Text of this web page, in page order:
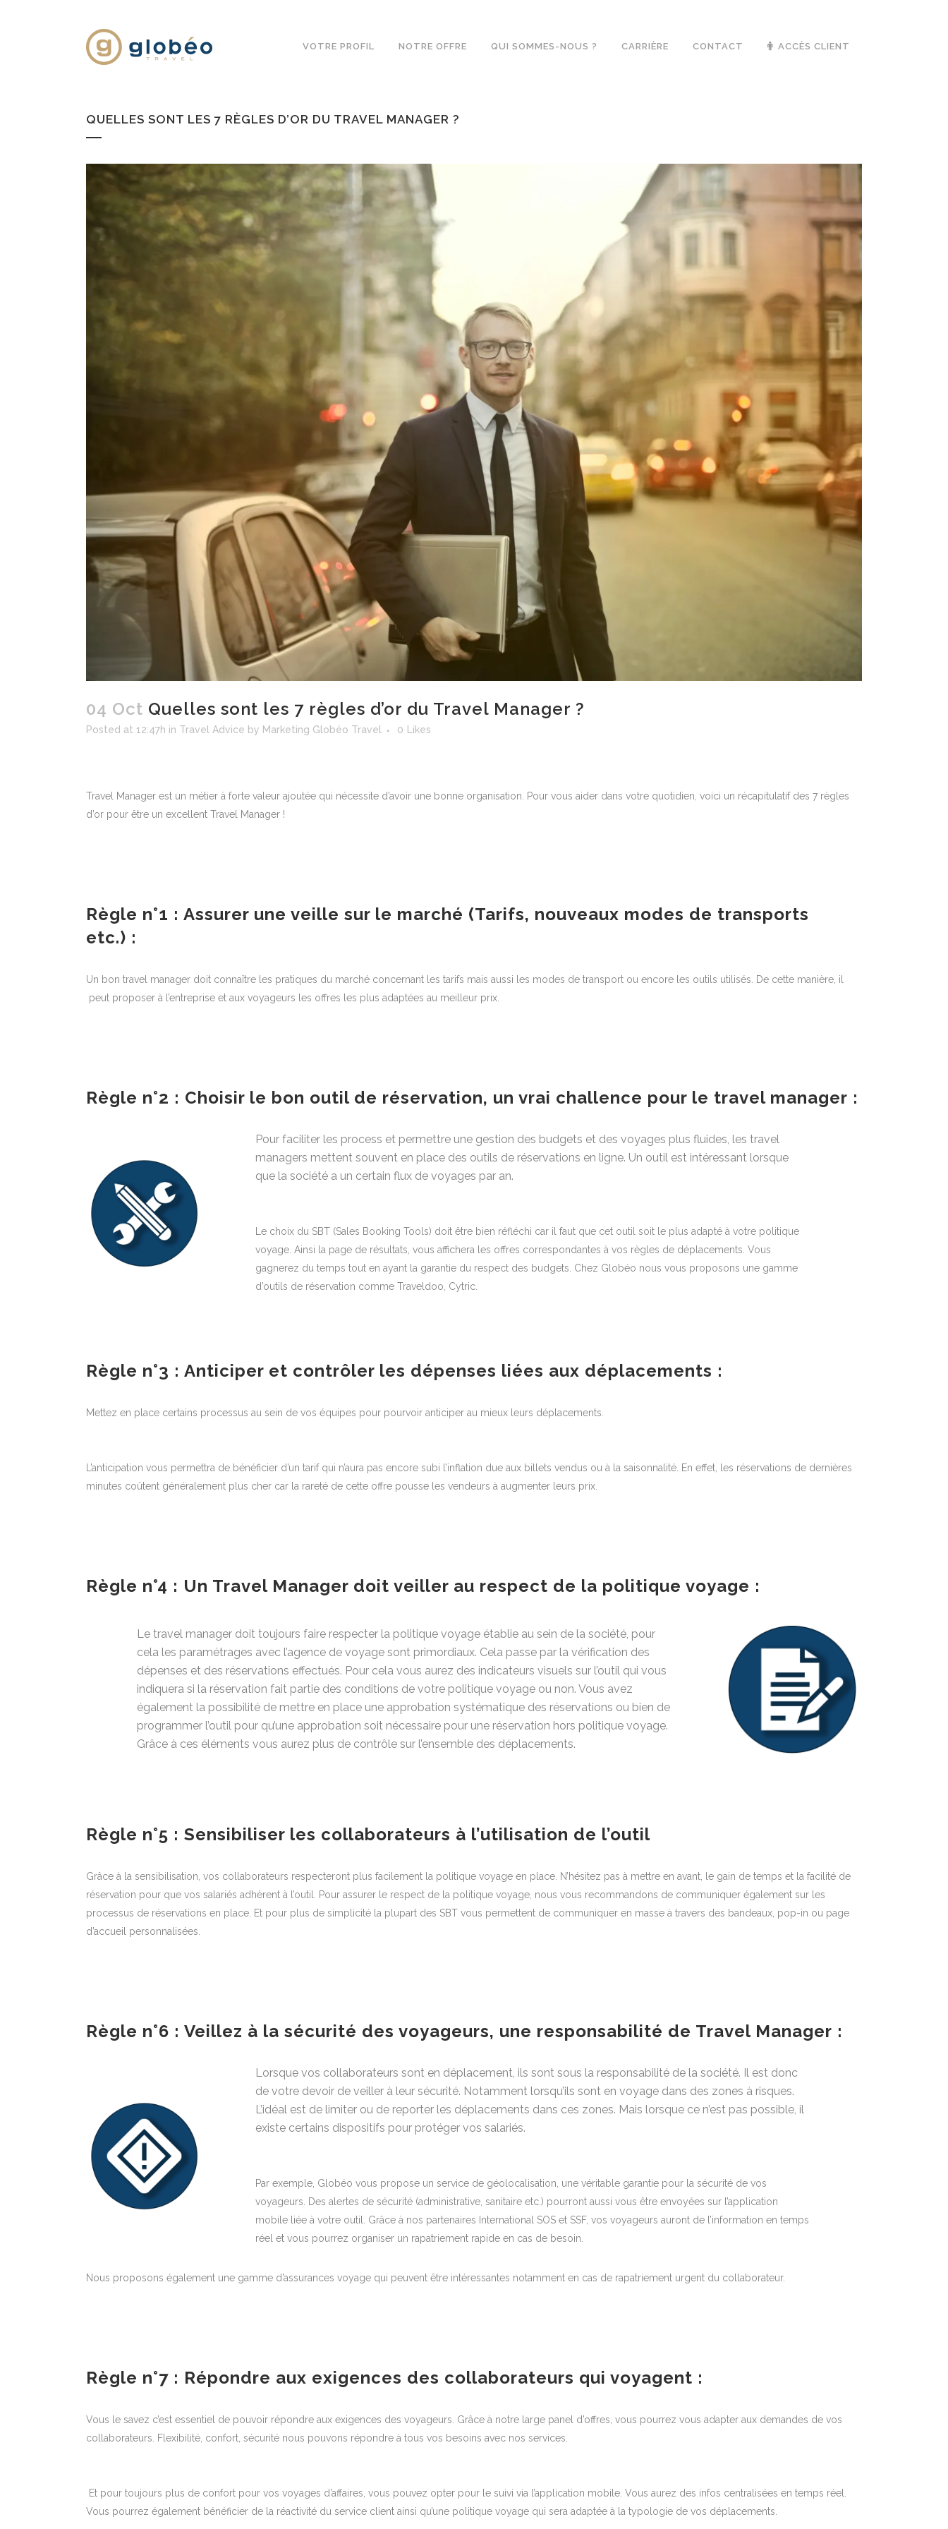
VOTRE PROFIL NOTRE OFFRE QUI SOMMES-NOUS ? CARRIÈRE CONTACT ACCÈS CLIENT
QUELLES SONT LES 7 RÈGLES D’OR DU TRAVEL MANAGER ?
04 Oct Quelles sont les 7 règles d’or du Travel Manager ?
Posted at 12:47h in Travel Advice by Marketing Globéo Travel 0 Likes
Travel Manager est un métier à forte valeur ajoutée qui nécessite d’avoir une bonne organisation. Pour vous aider dans votre quotidien, voici un récapitulatif des 7 règles
d’or pour être un excellent Travel Manager !
Règle n°1 : Assurer une veille sur le marché (Tarifs, nouveaux modes de transports
etc.) :
Un bon travel manager doit connaître les pratiques du marché concernant les tarifs mais aussi les modes de transport ou encore les outils utilisés. De cette manière, il
peut proposer à l’entreprise et aux voyageurs les offres les plus adaptées au meilleur prix.
Règle n°2 : Choisir le bon outil de réservation, un vrai challence pour le travel manager :
Pour faciliter les process et permettre une gestion des budgets et des voyages plus fluides, les travel
managers mettent souvent en place des outils de réservations en ligne. Un outil est intéressant lorsque
que la société a un certain flux de voyages par an.
Le choix du SBT (Sales Booking Tools) doit être bien réfléchi car il faut que cet outil soit le plus adapté à votre politique
voyage. Ainsi la page de résultats, vous affichera les offres correspondantes à vos règles de déplacements. Vous
gagnerez du temps tout en ayant la garantie du respect des budgets. Chez Globéo nous vous proposons une gamme
d’outils de réservation comme Traveldoo, Cytric.
Règle n°3 : Anticiper et contrôler les dépenses liées aux déplacements :
Mettez en place certains processus au sein de vos équipes pour pourvoir anticiper au mieux leurs déplacements.
L’anticipation vous permettra de bénéficier d’un tarif qui n’aura pas encore subi l’inflation due aux billets vendus ou à la saisonnalité. En effet, les réservations de dernières
minutes coûtent généralement plus cher car la rareté de cette offre pousse les vendeurs à augmenter leurs prix.
Règle n°4 : Un Travel Manager doit veiller au respect de la politique voyage :
Le travel manager doit toujours faire respecter la politique voyage établie au sein de la société, pour
cela les paramétrages avec l’agence de voyage sont primordiaux. Cela passe par la vérification des
dépenses et des réservations effectués. Pour cela vous aurez des indicateurs visuels sur l’outil qui vous
indiquera si la réservation fait partie des conditions de votre politique voyage ou non. Vous avez
également la possibilité de mettre en place une approbation systématique des réservations ou bien de
programmer l’outil pour qu’une approbation soit nécessaire pour une réservation hors politique voyage.
Grâce à ces éléments vous aurez plus de contrôle sur l’ensemble des déplacements.
Règle n°5 : Sensibiliser les collaborateurs à l’utilisation de l’outil
Grâce à la sensibilisation, vos collaborateurs respecteront plus facilement la politique voyage en place. N’hésitez pas à mettre en avant, le gain de temps et la facilité de
réservation pour que vos salariés adhèrent à l’outil. Pour assurer le respect de la politique voyage, nous vous recommandons de communiquer également sur les
processus de réservations en place. Et pour plus de simplicité la plupart des SBT vous permettent de communiquer en masse à travers des bandeaux, pop-in ou page
d’accueil personnalisées.
Règle n°6 : Veillez à la sécurité des voyageurs, une responsabilité de Travel Manager :
Lorsque vos collaborateurs sont en déplacement, ils sont sous la responsabilité de la société. Il est donc
de votre devoir de veiller à leur sécurité. Notamment lorsqu’ils sont en voyage dans des zones à risques.
L’idéal est de limiter ou de reporter les déplacements dans ces zones. Mais lorsque ce n’est pas possible, il
existe certains dispositifs pour protéger vos salariés.
Par exemple, Globéo vous propose un service de géolocalisation, une véritable garantie pour la sécurité de vos
voyageurs. Des alertes de sécurité (administrative, sanitaire etc.) pourront aussi vous être envoyées sur l’application
mobile liée à votre outil. Grâce à nos partenaires International SOS et SSF, vos voyageurs auront de l’information en temps
réel et vous pourrez organiser un rapatriement rapide en cas de besoin.
Nous proposons également une gamme d’assurances voyage qui peuvent être intéressantes notamment en cas de rapatriement urgent du collaborateur.
Règle n°7 : Répondre aux exigences des collaborateurs qui voyagent :
Vous le savez c’est essentiel de pouvoir répondre aux exigences des voyageurs. Grâce à notre large panel d’offres, vous pourrez vous adapter aux demandes de vos
collaborateurs. Flexibilité, confort, sécurité nous pouvons répondre à tous vos besoins avec nos services.
Et pour toujours plus de confort pour vos voyages d’affaires, vous pouvez opter pour le suivi via l’application mobile. Vous aurez des infos centralisées en temps réel.
Vous pourrez également bénéficier de la réactivité du service client ainsi qu’une politique voyage qui sera adaptée à la typologie de vos déplacements.